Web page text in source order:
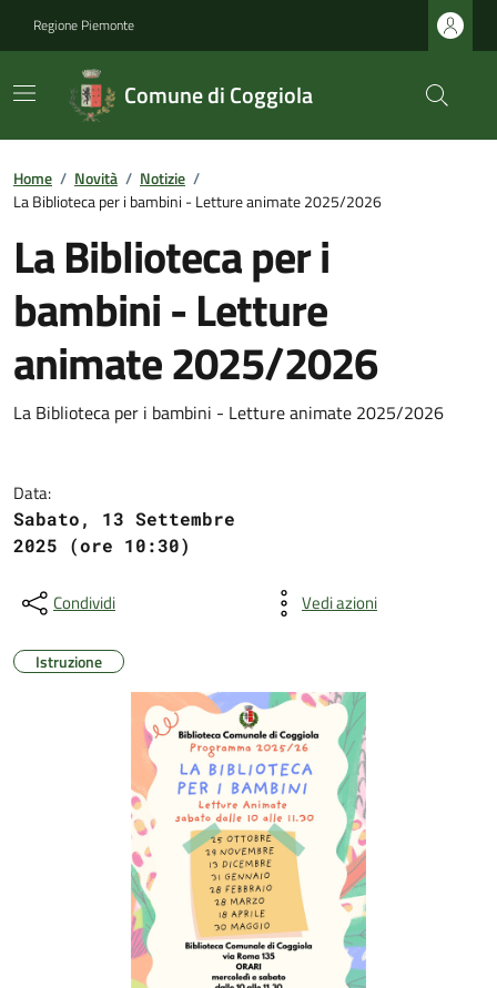
Regione Piemonte
Comune di Coggiola
Home / Novità / Notizie /
La Biblioteca per i bambini - Letture animate 2025/2026
La Biblioteca per i
bambini - Letture
animate 2025/2026
La Biblioteca per i bambini - Letture animate 2025/2026
Data:
Sabato, 13 Settembre
2025 (ore 10:30)
Condividi Vedi azioni
Istruzione